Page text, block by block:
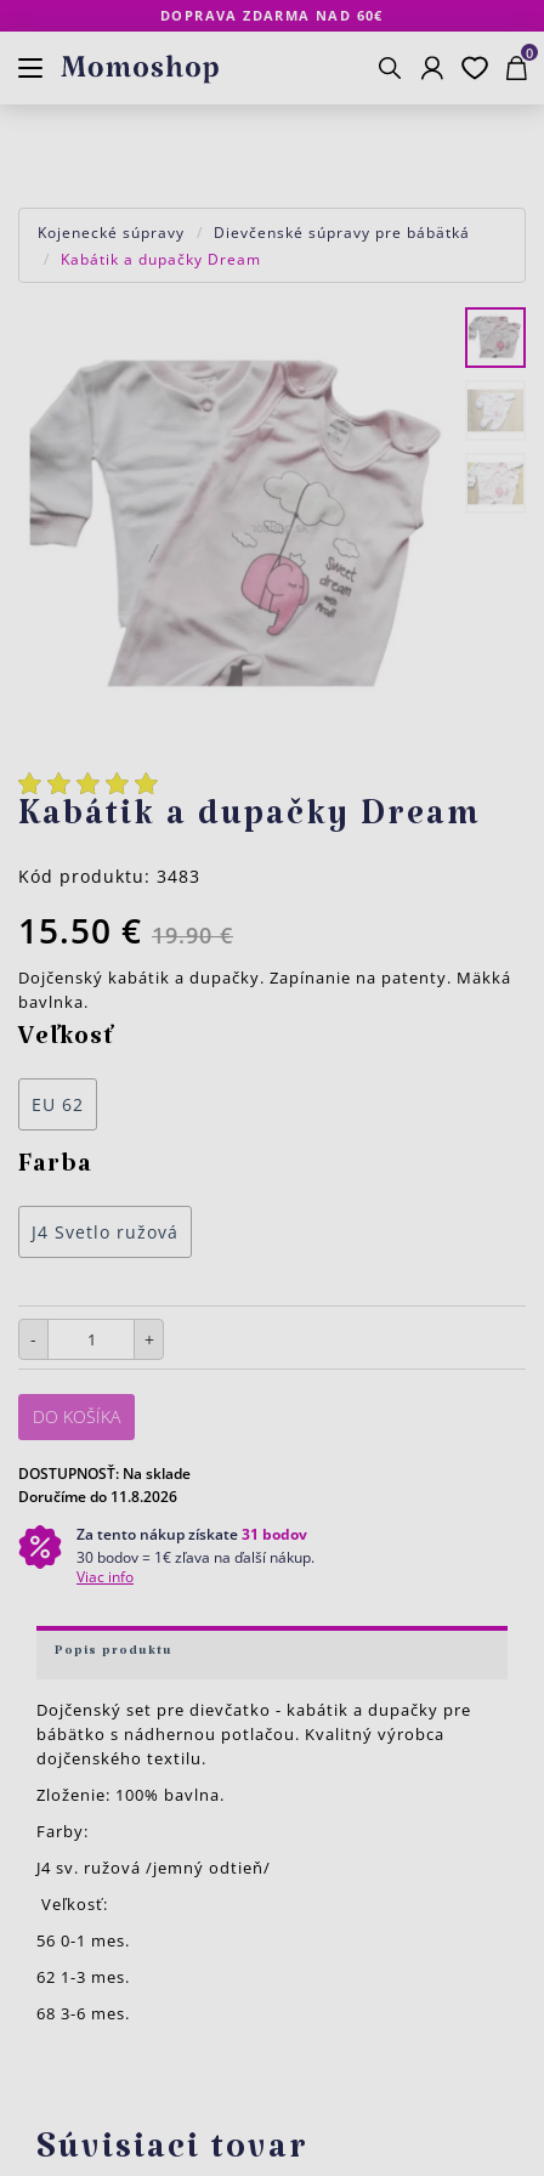
DOPRAVA ZDARMA NAD 60€
Vyhľadávanie
Košík
0
Obľúbené
Kojenecké súpravy
Dievčenské súpravy pre bábätká
Kabátik a dupačky Dream
Kabátik a dupačky Dream
Kód produktu: 3483
15.50 € 19.90 €
Dojčenský kabátik a dupačky. Zapínanie na patenty. Mäkká
bavlnka.
Veľkosť
EU 62
Farba
J4 Svetlo ružová
- +
DO KOŠÍKA
DOSTUPNOSŤ: Na sklade
Doručíme do 11.8.2026
Za tento nákup získate31 bodov
30 bodov = 1€ zľava na ďalší nákup.
Viac info
Popis produktu
Dojčenský set pre dievčatko - kabátik a dupačky pre
bábätko s nádhernou potlačou. Kvalitný výrobca
dojčenského textilu.
Zloženie: 100% bavlna.
Farby:
J4 sv. ružová /jemný odtieň/
Veľkosť:
56 0-1 mes.
62 1-3 mes.
68 3-6 mes.
Súvisiaci tovar